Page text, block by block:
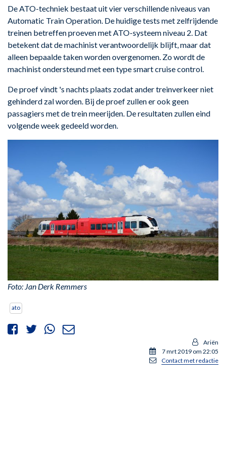
De ATO-techniek bestaat uit vier verschillende niveaus van
Automatic Train Operation. De huidige tests met zelfrijdende
treinen betreffen proeven met ATO-systeem niveau 2. Dat
betekent dat de machinist verantwoordelijk blijft, maar dat
alleen bepaalde taken worden overgenomen. Zo wordt de
machinist ondersteund met een type smart cruise control.
De proef vindt 's nachts plaats zodat ander treinverkeer niet
gehinderd zal worden. Bij de proef zullen er ook geen
passagiers met de trein meerijden. De resultaten zullen eind
volgende week gedeeld worden.
Foto: Jan Derk Remmers
ato
Ariën
7 mrt 2019 om 22:05
Contact met redactie